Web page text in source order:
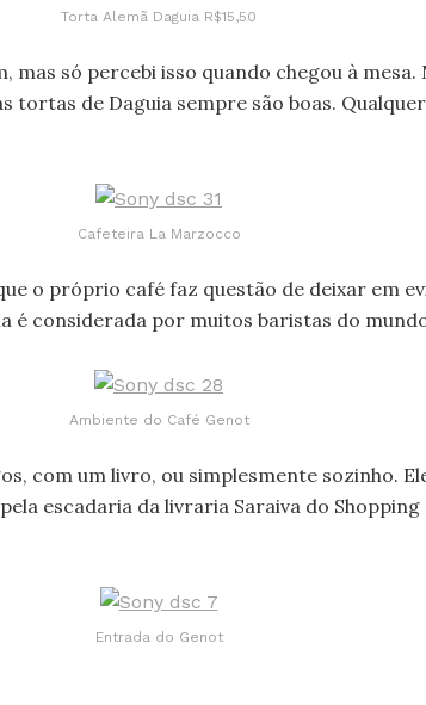
Torta Alemã Daguia R$15,50
mas só percebi isso quando chegou à
tortas de Daguia sempre são boas.
Cafeteira La Marzocco
o próprio café faz questão de deixar em
é considerada por muitos baristas do
Ambiente do Café Genot
com um livro, ou simplesmente sozinho.
escadaria da livraria Saraiva do
Entrada do Genot